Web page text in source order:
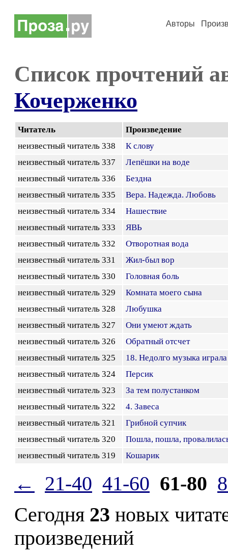
Авторы
Список прочтений
Кочерженко
Читатель
Произведение
неизвестный читатель 338
К слову
неизвестный читатель 337
Лепёшки на воде
неизвестный читатель 336
Бездна
неизвестный читатель 335
Вера. Надежда. Любовь
неизвестный читатель 334
Нашествие
неизвестный читатель 333
ЯВЬ
неизвестный читатель 332
Отворотная вода
неизвестный читатель 331
Жил-был вор
неизвестный читатель 330
Головная боль
неизвестный читатель 329
Комната моего сына
неизвестный читатель 328
Любушка
неизвестный читатель 327
Они умеют ждать
неизвестный читатель 326
Обратный отсчет
неизвестный читатель 325
18. Недолго музыка играла
неизвестный читатель 324
Персик
неизвестный читатель 323
За тем полустанком
неизвестный читатель 322
4. Завеса
неизвестный читатель 321
Грибной супчик
неизвестный читатель 320
Пошла, пошла,
неизвестный читатель 319
Кошарик
← 21-40 41-60 61-80
Сегодня 23 новых
произведений